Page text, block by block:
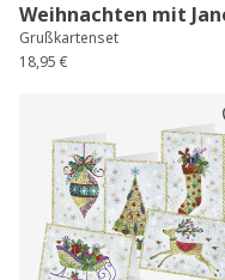
Grußkartenset
18,95 €